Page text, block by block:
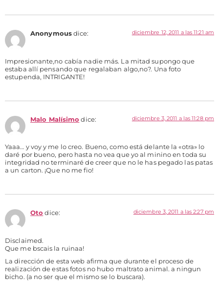
Anonymous dice: diciembre 12, 2011 a las 11:21 am
Impresionante,no cabía nadie más. La mitad supongo que
estaba allí pensando que regalaban algo,no?. Una foto
estupenda, INTRIGANTE!
Malo Malísimo dice: diciembre 3, 2011 a las 11:28 pm
Yaaa… y voy y me lo creo. Bueno, como está delante la «otra» lo
daré por bueno, pero hasta no vea que yo al minino en toda su
integridad no terminaré de creer que no le has pegado las patas
a un carton. ¡Que no me fio!
Oto dice: diciembre 3, 2011 a las 2:27 pm
Disclaimed.
Que me bscais la ruinaa!
La dirección de esta web afirma que durante el proceso de
realización de estas fotos no hubo maltrato animal. a ningun
bicho. (a no ser que el mismo se lo buscara).